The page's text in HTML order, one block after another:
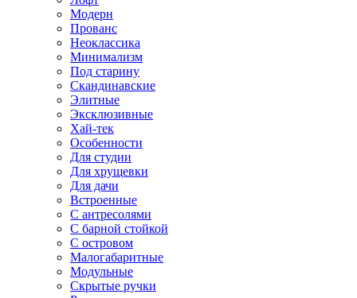
Модерн
Прованс
Неоклассика
Минимализм
Под старину
Скандинавские
Элитные
Эксклюзивные
Хай-тек
Особенности
Для студии
Для хрущевки
Для дачи
Встроенные
С антресолями
С барной стойкой
С островом
Малогабаритные
Модульные
Скрытые ручки